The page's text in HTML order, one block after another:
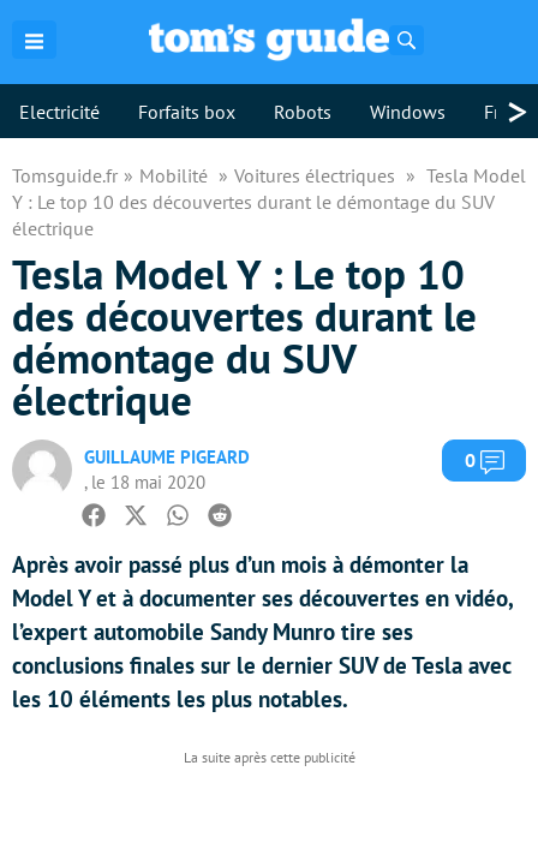
Electricité Forfaits box Robots Windows >
Tomsguide.fr Mobilité Voitures électriques
Tesla Model
Y : Le top 10 des découvertes durant le démontage du SUV
électrique
Tesla Model Y : Le top 10
des découvertes durant le
démontage du SUV
électrique
GUILLAUME PIGEARD
, le 18 mai 2020
0
Facebook
TwitterWhatsapp
Reddit
Après avoir passé plus d’un mois à démonter la
Model Y et à documenter ses découvertes en vidéo,
l’expert automobile Sandy Munro tire ses
conclusions finales sur le dernier SUV de Tesla avec
les 10 éléments les plus notables.